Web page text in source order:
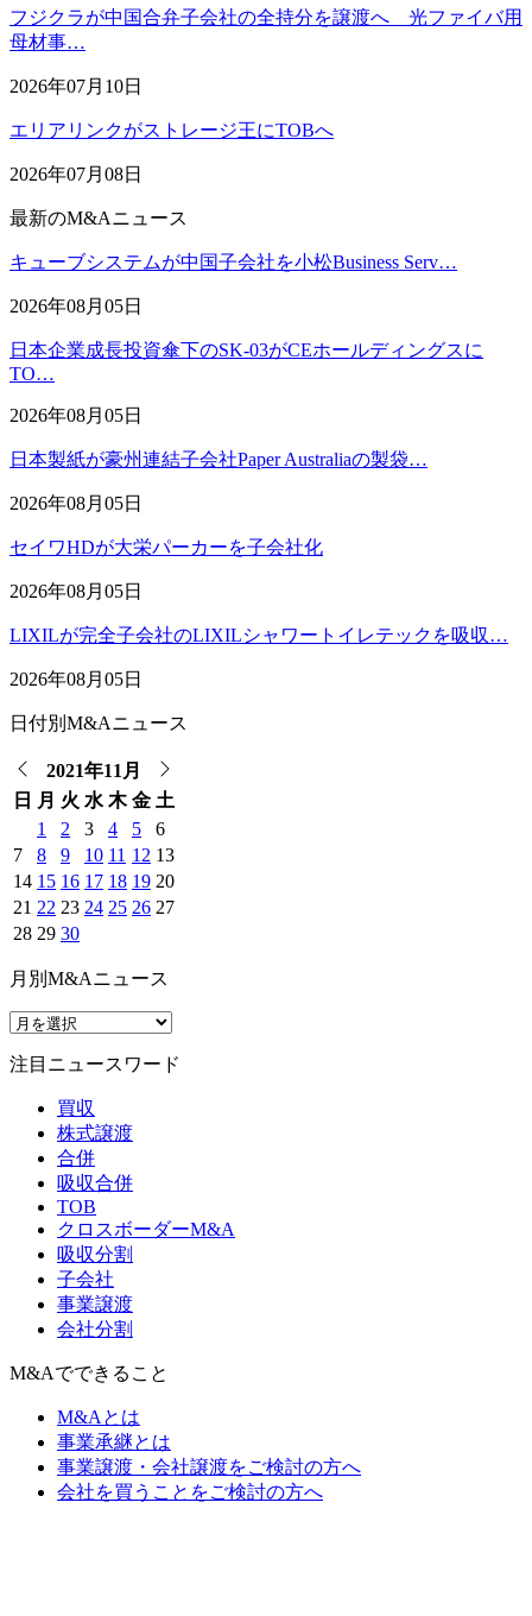
フジクラが中国合弁子会社の全持分を譲渡へ 光ファイバ用
母材事…
2026年07月10日
エリアリンクがストレージ王にTOBへ
2026年07月08日
最新のM&Aニュース
キューブシステムが中国子会社を小松Business Serv…
2026年08月05日
日本企業成長投資傘下のSK-03がCEホールディングスに
TO…
2026年08月05日
日本製紙が豪州連結子会社Paper Australiaの製袋…
2026年08月05日
セイワHDが大栄パーカーを子会社化
2026年08月05日
LIXILが完全子会社のLIXILシャワートイレテックを吸収…
2026年08月05日
日付別M&Aニュース
2021年11月
日
月 火 水 木 金 土
1
2 3 4 5
6
7
8 9 10 11 12 13
14 15 16 17 18 19 20
21 22 23 24 25 26 27
28 29 30
月別M&Aニュース
注目ニュースワード
買収
株式譲渡
合併
吸収合併
TOB
クロスボーダーM&A
吸収分割
子会社
事業譲渡
会社分割
M&Aでできること
M&Aとは
事業承継とは
事業譲渡・会社譲渡をご検討の方へ
会社を買うことをご検討の方へ